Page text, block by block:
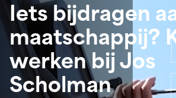
Iets bijdragen
maatschappij?
werken bij Jos
Scholman